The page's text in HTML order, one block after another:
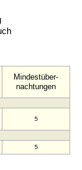
Mindestüber-
nachtungen
5
5